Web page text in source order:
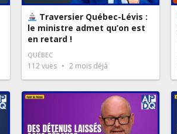
Traversier Québec-Lévis :
le ministre admet qu’on est
en retard !
QUÉBEC
112vues 2 mois déjà